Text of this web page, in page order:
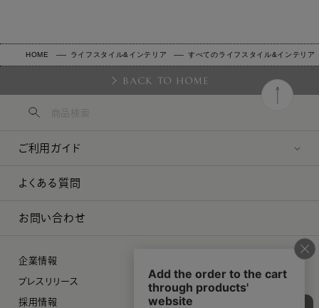
HOME ライフスタイル&インテリア すべてのライフスタイル&インテリア
BACK TO HOME
ご利用ガイド
よくある質問
お問い合わせ
企業情報
プレスリリース
採用情報